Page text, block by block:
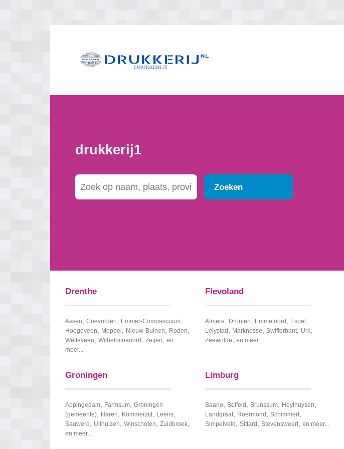
drukkerij1
Zoeken
Drenthe
Assen, Coevorden, Emmer-Compascuum,
Hoogeveen, Meppel , Nieuw-Buinen, Roden,
Weiteveen, Wilhelminaoord , Zeijen, en
meer...
Flevoland
Almere, Dronten, Emmeloord , Espel ,
Lelystad , Marknesse, Swifterbant, Urk,
Zeewolde, en meer...
Groningen
Appingedam, Farmsum, Groningen
(gemeente), Haren, Kommerzijl , Leens,
Sauwerd , Uithuizen, Winschoten, Zuidbroek,
en meer...
Limburg
Baarlo, Belfeld , Brunssum, Heythuysen,
Landgraaf, Roermond , Schimmert,
Simpelveld , Sittard , Stevensweert, en meer...